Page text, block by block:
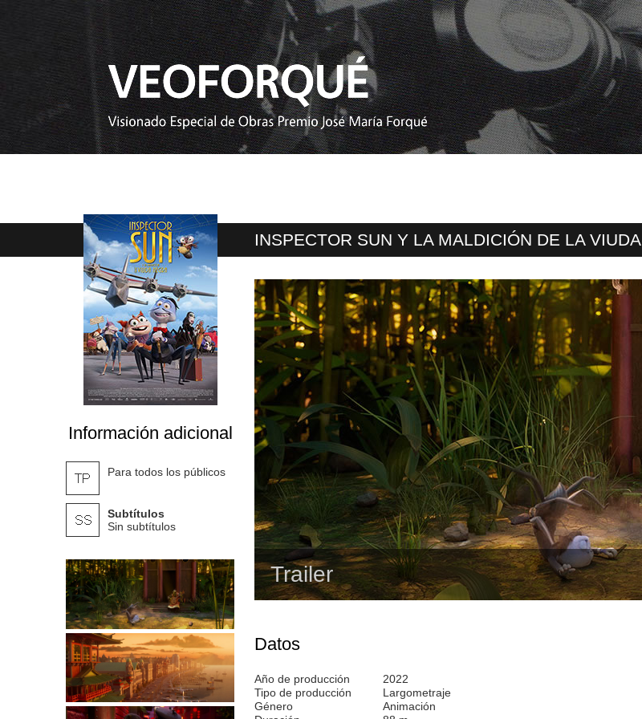
Información adicional
Para todos los públicos
Subtítulos
Sin subtítulos
INSPECTOR SUN Y LA MALDICIÓN DE LA VIUDA
Trailer
Datos
Año de producción
2022
Tipo de producción
Largometraje
Género
Animación